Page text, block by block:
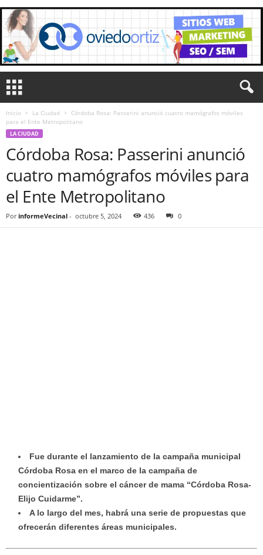
Inicio La Ciudad
Córdoba Rosa: Passerini anunció cuatro mamógrafos móviles
para el Ente Metropolitano
LA CIUDAD
Córdoba Rosa: Passerini anunció
cuatro mamógrafos móviles para
el Ente Metropolitano
Por informeVecinal - octubre 5, 2024 436 0
Fue durante el lanzamiento de la campaña municipal
Córdoba Rosa en el marco de la campaña de
concientización sobre el cáncer de mama “Córdoba Rosa-
Elijo Cuidarme”.
A lo largo del mes, habrá una serie de propuestas que
ofrecerán diferentes áreas municipales.